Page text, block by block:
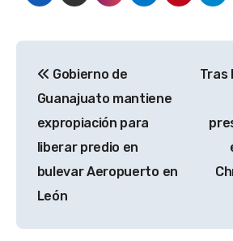
de
entradas
Gobierno de
Guanajuato mantiene
expropiación para
liberar predio en
bulevar Aeropuerto en
León
Tras